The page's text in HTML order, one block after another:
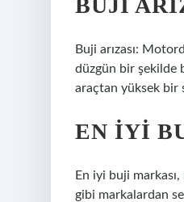
BUJI
Buji arızası:
düzgün bir şekilde
araçtan yüksek bir
EN IYI
En iyi buji
gibi markalardan